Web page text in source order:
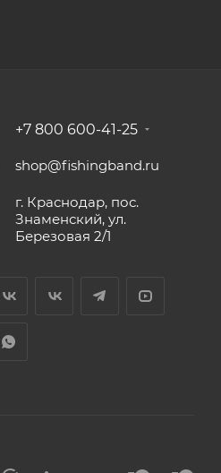
+7 800 600-41-25
shop@fishingband.ru
г. Краснодар, пос.
Знаменский, ул.
Березовая 2/1